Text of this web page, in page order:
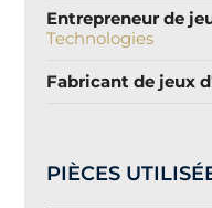
Entrepreneur de
Technologies
Fabricant de jeux
PIÈCES